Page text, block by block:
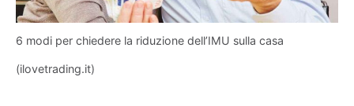
6 modi per chiedere la riduzione dell’IMU sulla casa
(ilovetrading.it)